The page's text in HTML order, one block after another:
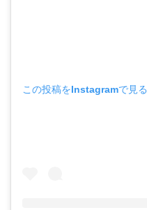
この投稿をInstagramで見る